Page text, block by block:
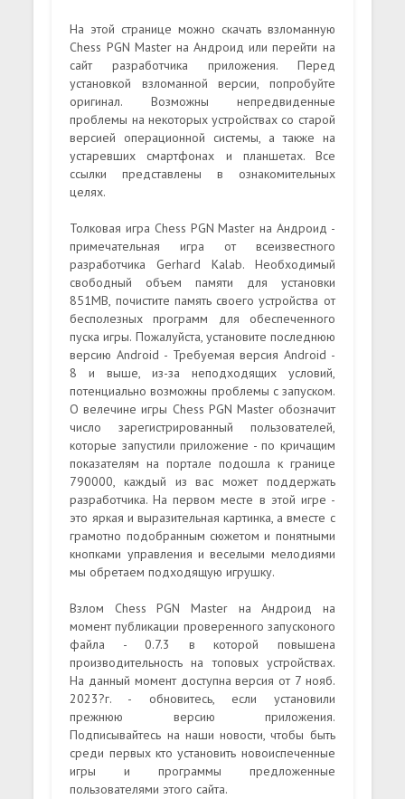
На этой странице можно скачать взломанную
Chess PGN Master на Андроид или перейти на
сайт разработчика приложения. Перед
установкой взломанной версии, попробуйте
оригинал. Возможны непредвиденные
проблемы на некоторых устройствах со старой
версией операционной системы, а также на
устаревших смартфонах и планшетах. Все
ссылки представлены в ознакомительных
целях.
Толковая игра Chess PGN Master на Андроид -
примечательная игра от всеизвестного
разработчика Gerhard Kalab. Необходимый
свободный объем памяти для установки
851MB, почистите память своего устройства от
бесполезных программ для обеспеченного
пуска игры. Пожалуйста, установите последнюю
версию Android - Требуемая версия Android -
8 и выше, из-за неподходящих условий,
потенциально возможны проблемы с запуском.
О велечине игры Chess PGN Master обозначит
число зарегистрированный пользователей,
которые запустили приложение - по кричащим
показателям на портале подошла к границе
790000, каждый из вас может поддержать
разработчика. На первом месте в этой игре -
это яркая и выразительная картинка, а вместе с
грамотно подобранным сюжетом и понятными
кнопками управления и веселыми мелодиями
мы обретаем подходящую игрушку.
Взлом Chess PGN Master на Андроид на
момент публикации проверенного запусконого
файла - 0.7.3 в которой повышена
производительность на топовых устройствах.
На данный момент доступна версия от 7 нояб.
2023?г. - обновитесь, если установили
прежнюю версию приложения.
Подписывайтесь на наши новости, чтобы быть
среди первых кто установить новоиспеченные
игры и программы предложенные
пользователями этого сайта.